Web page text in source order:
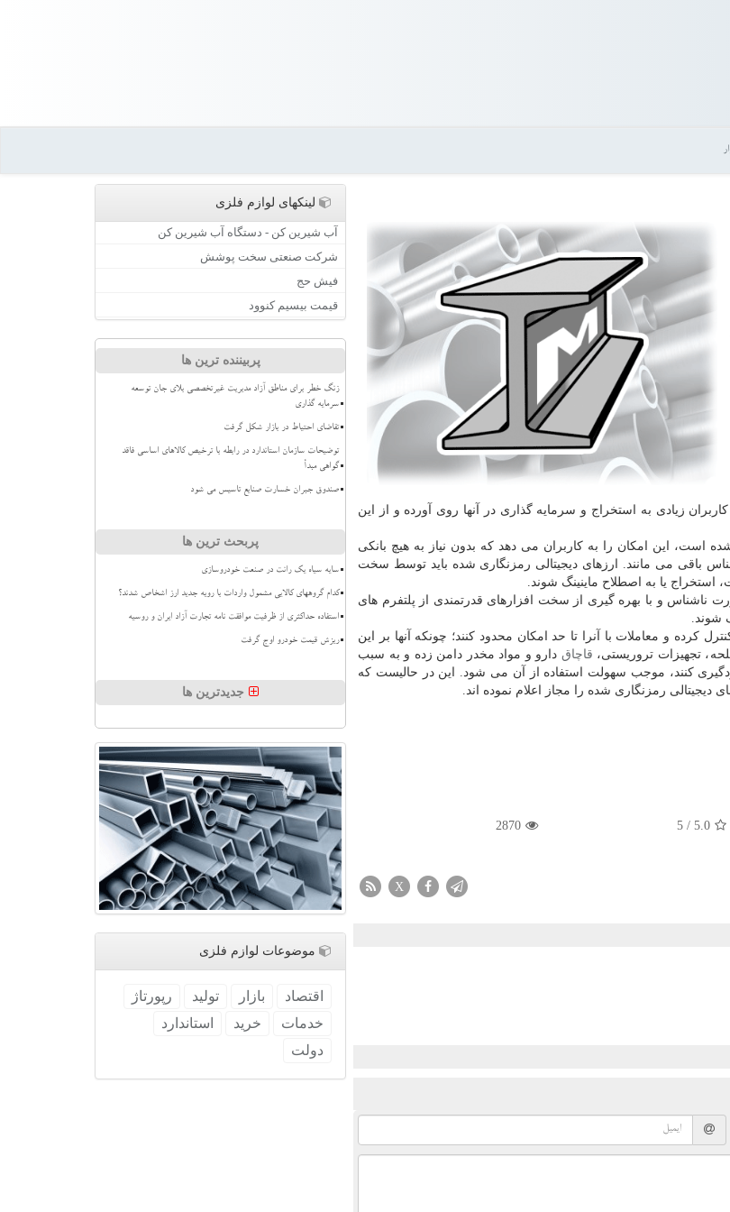
زیادی به استخراج و سرمایه گذاری در آنها روی آورده و از این
است، این امكان را به كاربران می دهد كه بدون نیاز به هیچ بانكی
باقی می مانند. ارزهای دیجیتالی رمزنگاری شده باید توسط سخت
استخراج یا به اصطلاح ماینینگ شوند.
ناشناس و با بهره گیری از سخت افزارهای قدرتمندی از پلتفرم های
شوند.
كرده و معاملات با آنرا تا حد امكان محدود كنند؛ چونكه آنها بر این
تجهیزات تروریستی، قاچاق دارو و مواد مخدر دامن زده و به سبب
كنند، موجب سهولت استفاده از آن می شود. این در حالیست كه
دیجیتالی رمزنگاری شده را مجاز اعلام نموده اند.
5.0
/ 5
2870
X
لینکهای لوازم فلزی
آب شیرین کن - دستگاه آب شیرین کن
شرکت صنعتی سخت پوشش
فیش حج
قیمت بیسیم کنوود
پربیننده ترین ها
زنگ خطر برای مناطق آزاد مدیریت غیرتخصصی بلای جان توسعه
سرمایه گذاری
تقاضای احتیاط در بازار شکل گرفت
توضیحات سازمان استاندارد در رابطه با ترخیص کالاهای اساسی فاقد
گواهی مبدأ
صندوق جبران خسارت صنایع تاسیس می شود
پربحث ترین ها
سایه سیاه یک رانت در صنعت خودروسازی
کدام گروههای کالایی مشمول واردات با رویه جدید ارز اشخاص شدند؟
استفاده حداکثری از ظرفیت موافقت نامه تجارت آزاد ایران و روسیه
ریزش قیمت خودرو اوج گرفت
جدیدترین ها
موضوعات لوازم فلزی
اقتصاد بازار تولید
رپورتاژ
خدمات
خرید
استاندارد
دولت